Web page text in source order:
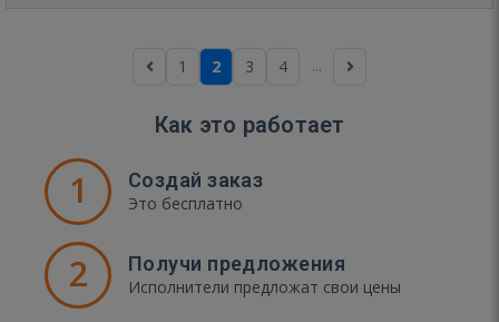
1 2 3 4 ...
Как это работает
1 Создай заказ
Это бесплатно
2 Получи предложения
Исполнители предложат свои цены